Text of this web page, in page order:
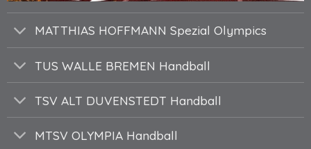
MATTHIAS HOFFMANN Spezial Olympics
TUS WALLE BREMEN Handball
TSV ALT DUVENSTEDT Handball
MTSV OLYMPIA Handball